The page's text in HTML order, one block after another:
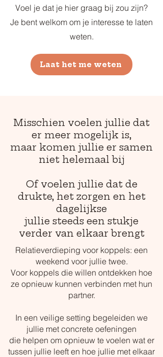
Voel je dat je hier graag bij zou zijn?
Je bent welkom om je interesse te laten
weten.
Laat het me weten
Misschien voelen jullie dat
er meer mogelijk is,
maar komen jullie er samen
niet helemaal bij
Of voelen jullie dat de
drukte, het zorgen en het
dagelijkse
jullie steeds een stukje
verder van elkaar brengt
Relatieverdieping voor koppels: een
weekend voor jullie twee.
Voor koppels die willen ontdekken hoe
ze opnieuw kunnen verbinden met hun
partner.
In een veilige setting begeleiden we
jullie met concrete oefeningen
die helpen om opnieuw te voelen wat er
tussen jullie leeft en hoe jullie met elkaar